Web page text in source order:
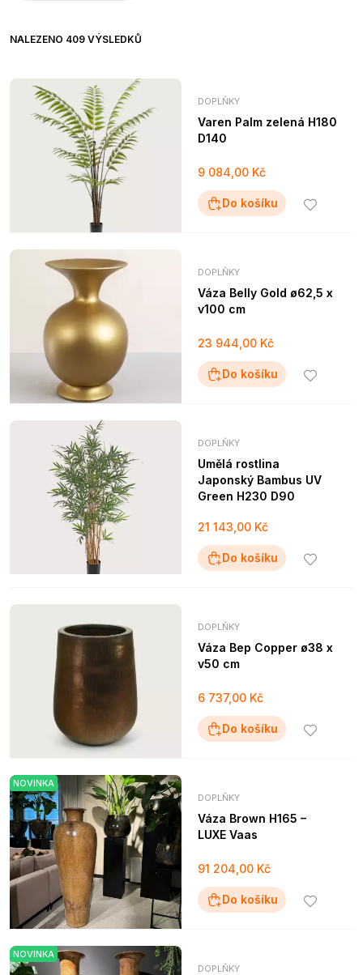
NALEZENO 409 VÝSLEDKŮ
DOPLŇKY
Varen Palm zelená H180
D140
9 084,00 Kč
Do košíku
DOPLŇKY
Váza Belly Gold ø62,5 x
v100 cm
23 944,00 Kč
Do košíku
DOPLŇKY
Umělá rostlina
Japonský Bambus UV
Green H230 D90
21 143,00 Kč
Do košíku
DOPLŇKY
Váza Bep Copper ø38 x
v50 cm
6 737,00 Kč
Do košíku
NOVINKA
DOPLŇKY
Váza Brown H165 –
LUXE Vaas
91 204,00 Kč
Do košíku
NOVINKA
DOPLŇKY